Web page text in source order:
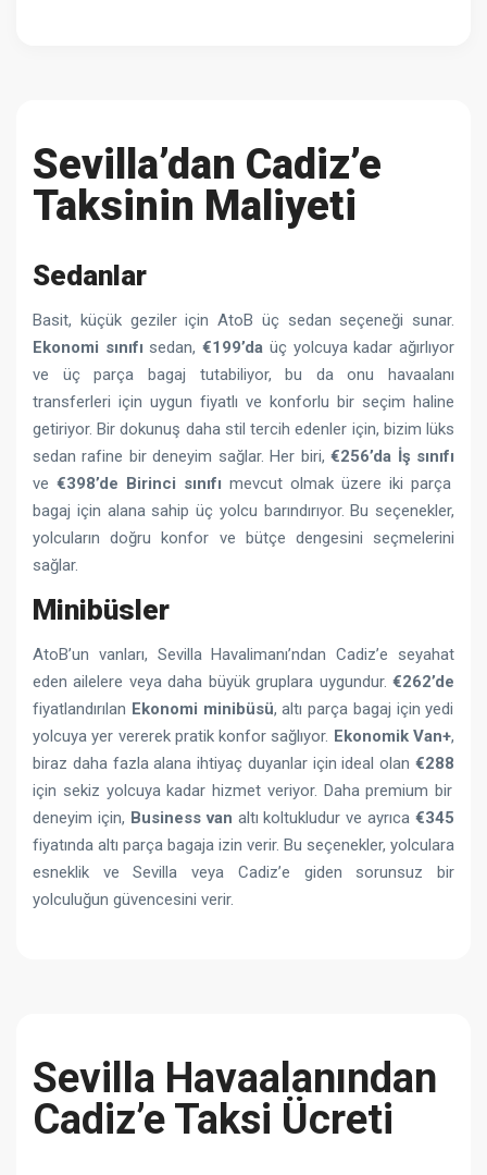
Sevilla’dan Cadiz’e
Taksinin Maliyeti
Sedanlar
Basit, küçük geziler için AtoB üç sedan seçeneği sunar.
Ekonomi sınıfı sedan,€199’da üç yolcuya kadar ağırlıyor
ve üç parça bagaj tutabiliyor, bu da onu havaalanı
transferleri için uygun fiyatlı ve konforlu bir seçim haline
getiriyor. Bir dokunuş daha stil tercih edenler için, bizim lüks
sedan rafine bir deneyim sağlar. Her biri,€256’da İş sınıfı
ve €398’de Birinci sınıfı mevcut olmak üzere iki parça
bagaj için alana sahip üç yolcu barındırıyor. Bu seçenekler,
yolcuların doğru konfor ve bütçe dengesini seçmelerini
sağlar.
Minibüsler
AtoB’un vanları, Sevilla Havalimanı’ndan Cadiz’e seyahat
eden ailelere veya daha büyük gruplara uygundur. €262’de
fiyatlandırılan Ekonomi minibüsü, altı parça bagaj için yedi
yolcuya yer vererek pratik konfor sağlıyor. Ekonomik Van+,
biraz daha fazla alana ihtiyaç duyanlar için ideal olan €288
için sekiz yolcuya kadar hizmet veriyor. Daha premium bir
deneyim için, Business van altı koltukludur ve ayrıca €345
fiyatında altı parça bagaja izin verir. Bu seçenekler, yolculara
esneklik ve Sevilla veya Cadiz’e giden sorunsuz bir
yolculuğun güvencesini verir.
Sevilla Havaalanından
Cadiz’e Taksi Ücreti